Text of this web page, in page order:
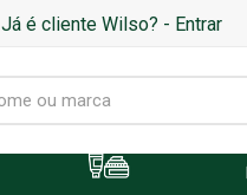
Já é cliente Wilso? - Entrar